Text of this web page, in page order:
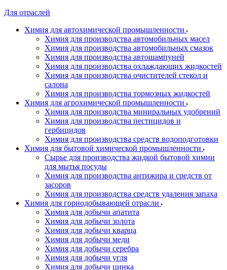
Для отраслей
Химия для автохимической промышленности
Химия для производства автомобильных масел
Химия для производства автомобильных смазок
Химия для производства автошампуней
Химия для производства охлаждающих жидкостей
Химия для производства очистителей стекол и
салона
Химия для производства тормозных жидкостей
Химия для агрохимической промышленности
Химия для производства миниральных удобрений
Химия для производства пестицидов и
гербицидов
Химия для производства средств водоподготовки
Химия для бытовой химической промышленности
Сырье для производства жидкой бытовой химии
для мытья посуды
Химия для производства антижира и средств от
засоров
Химия для производства средств удаления запаха
Химия для горнодобывающей отрасли
Химия для добычи апатита
Химия для добычи золота
Химия для добычи кварца
Химия для добычи меди
Химия для добычи серебра
Химия для добычи угля
Химия для добычи цинка